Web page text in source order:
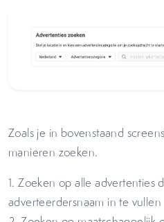
Zoals je in bovenstaand
manieren zoeken.
1. Zoeken op alle advertenties
adverteerdersnaam in te vullen